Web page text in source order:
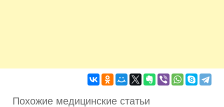
Похожие медицинские статьи